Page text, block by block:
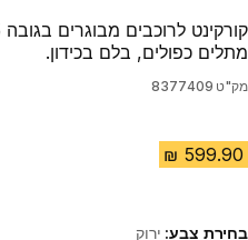
קורקינט לרוכבים מבוגרים בגובה 1.45 עד 1.95 מטר.
מתלים כפולים, בלם בכידון.
מק"ט 8377409
בחירת צבע: ירוק